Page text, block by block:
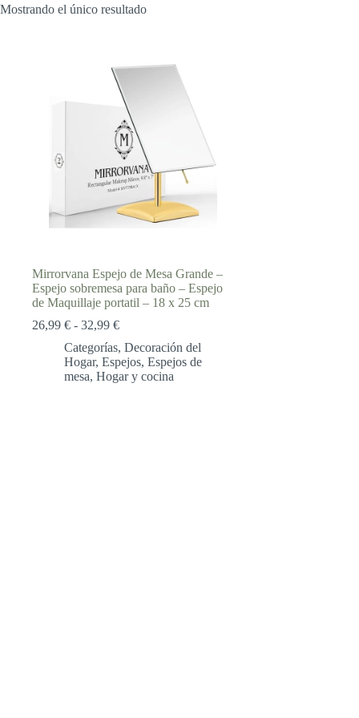
Mostrando el único resultado
Mirrorvana Espejo de Mesa Grande –
Espejo sobremesa para baño – Espejo
de Maquillaje portatil – 18 x 25 cm
26,99 € - 32,99 €Rango
precios:
desde
26,99 €
Categorías, Decoración del
Hogar, Espejos, Espejos de
mesa, Hogar y cocina